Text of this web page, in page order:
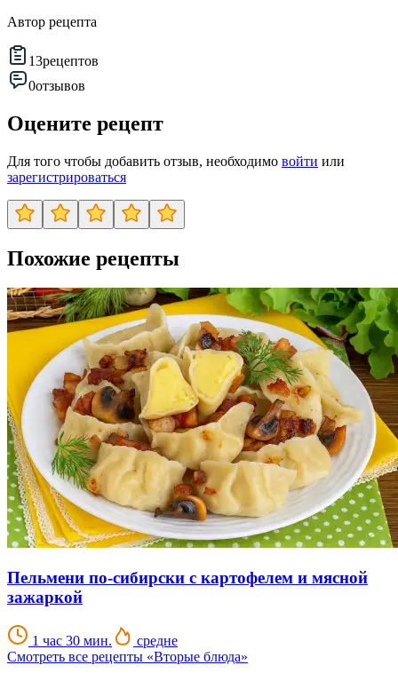
Автор рецепта
13рецептов
0отзывов
Оцените рецепт
Для того чтобы добавить отзыв, необходимо войти или
зарегистрироваться
Похожие рецепты
Пельмени по-сибирски с картофелем и мясной
зажаркой
1 час 30 мин.
средне
Смотреть все рецепты «Вторые блюда»